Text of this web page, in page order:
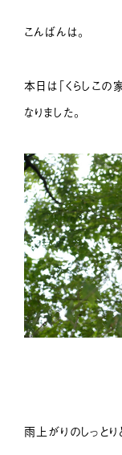
こんばんは。
本日は「くらしこの
なりました。
雨上がりのしっとり